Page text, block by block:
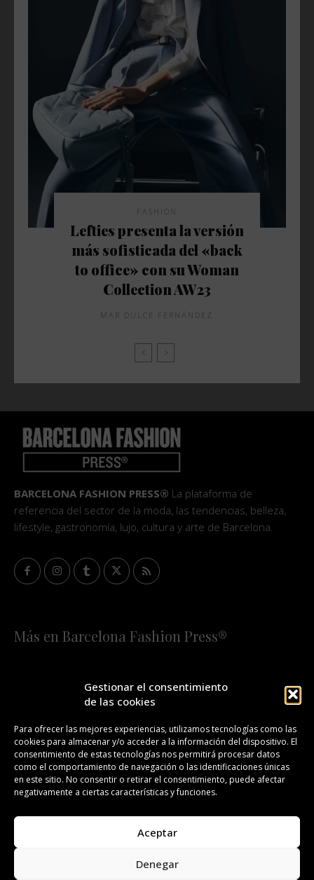
Gestionar el consentimiento
de las cookies
Para ofrecer las mejores experiencias, utilizamos tecnologías como las
cookies para almacenar y/o acceder a la información del dispositivo. El
consentimiento de estas tecnologías nos permitirá procesar datos
como el comportamiento de navegación o las identificaciones únicas
en este sitio. No consentir o retirar el consentimiento, puede afectar
negativamente a ciertas características y funciones.
Aceptar
Denegar
FASHION
Lefties presenta la versión
más sofisticada del «back
to office» con su Woman
Collection AW23
MAR DULCE FERNÁNDEZ
BARCELONA FASHION PRESS® La plataforma de
referencia del sector de la moda, las tendencias, belleza,
lifestyle, gastronomía, lujo, cultura y arte de Barcelona.
Más en Barcelona Fashion Press®
¡SUSCRÍBETE A NUESTRA FASHION NEWS!
CONTACTO REDACCIÓN PUBLICIDAD
ISSN 2385-4839 DL B 27443-2014
Todos los derechos reservados. Copyright 2008-2024.